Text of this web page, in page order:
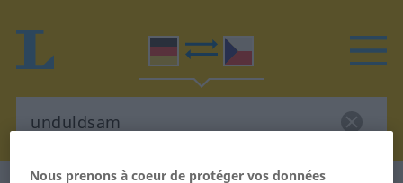
Nous prenons à coeur de protéger vos données